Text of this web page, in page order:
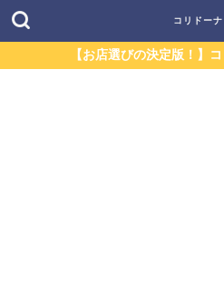
コリドー
【お店選びの決定版！】